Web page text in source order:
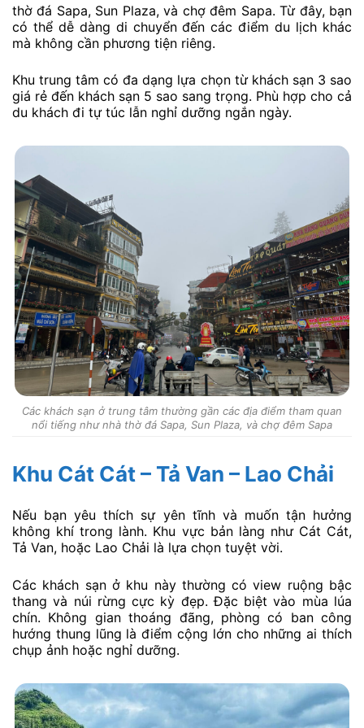
thờ đá Sapa, Sun Plaza, và chợ đêm Sapa. Từ đây, bạn
có thể dễ dàng di chuyển đến các điểm du lịch khác
mà không cần phương tiện riêng.
Khu trung tâm có đa dạng lựa chọn từ khách sạn 3 sao
giá rẻ đến khách sạn 5 sao sang trọng. Phù hợp cho cả
du khách đi tự túc lẫn nghỉ dưỡng ngắn ngày.
Các khách sạn ở trung tâm thường gần các địa điểm tham quan
nổi tiếng như nhà thờ đá Sapa, Sun Plaza, và chợ đêm Sapa
Khu Cát Cát – Tả Van – Lao Chải
Nếu bạn yêu thích sự yên tĩnh và muốn tận hưởng
không khí trong lành. Khu vực bản làng như Cát Cát,
Tả Van, hoặc Lao Chải là lựa chọn tuyệt vời.
Các khách sạn ở khu này thường có view ruộng bậc
thang và núi rừng cực kỳ đẹp. Đặc biệt vào mùa lúa
chín. Không gian thoáng đãng, phòng có ban công
hướng thung lũng là điểm cộng lớn cho những ai thích
chụp ảnh hoặc nghỉ dưỡng.